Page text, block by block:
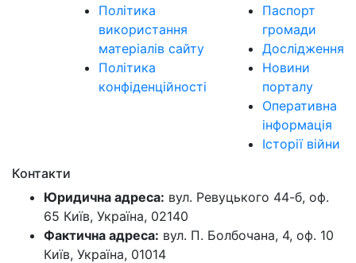
Політика
використання
матеріалів сайту
Політика
конфіденційності
Паспорт
громади
Дослідження
Новини
порталу
Оперативна
інформація
Історії війни
Контакти
Юридична адреса: вул. Ревуцького 44-б, оф.
65 Київ, Україна, 02140
Фактична адреса: вул. П. Болбочана, 4, оф. 10
Київ, Україна, 01014